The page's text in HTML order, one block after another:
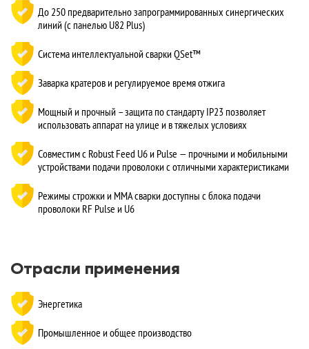
До 250 предварительно запрограммированных синергических
линий (с панелью U82 Plus)
Система интеллектуальной сварки QSet™
Заварка кратеров и регулируемое время отжига
Мощный и прочный – защита по стандарту IP23 позволяет
использовать аппарат на улице и в тяжелых условиях
Совместим с Robust Feed U6 и Pulse — прочными и мобильными
устройствами подачи проволоки с отличными характеристиками
Режимы строжки и MMA сварки доступны с блока подачи
проволоки RF Pulse и U6
Отрасли применения
Энергетика
Промышленное и общее производство